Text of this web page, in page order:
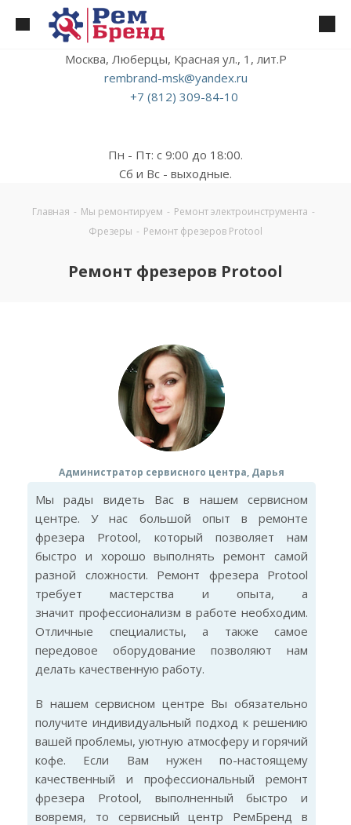
Москва, Люберцы, Красная ул., 1, лит.Р
rembrand-msk@yandex.ru
+7 (812) 309-84-10
Пн - Пт: с 9:00 до 18:00.
Сб и Вс - выходные.
Главная - Мы ремонтируем - Ремонт электроинструмента -
Фрезеры - Ремонт фрезеров Protool
Ремонт фрезеров Protool
Администратор сервисного центра, Дарья
Мы рады видеть Вас в нашем сервисном
центре. У нас большой опыт в ремонте
фрезера Protool, который позволяет нам
быстро и хорошо выполнять ремонт самой
разной сложности. Ремонт фрезера Protool
требует мастерства и опыта, а
значит профессионализм в работе необходим.
Отличные специалисты, а также самое
передовое оборудование позволяют нам
делать качественную работу.
В нашем сервисном центре Вы обязательно
получите индивидуальный подход к решению
вашей проблемы, уютную атмосферу и горячий
кофе. Если Вам нужен по-настоящему
качественный и профессиональный ремонт
фрезера Protool, выполненный быстро и
вовремя, то сервисный центр РемБренд в